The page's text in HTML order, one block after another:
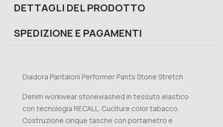
DETTAGLI DEL PRODOTTO
SPEDIZIONE E PAGAMENTI
Diadora Pantaloni Performer Pants Stone Stretch
Denim workwear stonewashed in tessuto elastico
con tecnologia RECALL. Cuciture color tabacco.
Costruzione cinque tasche con portametro e